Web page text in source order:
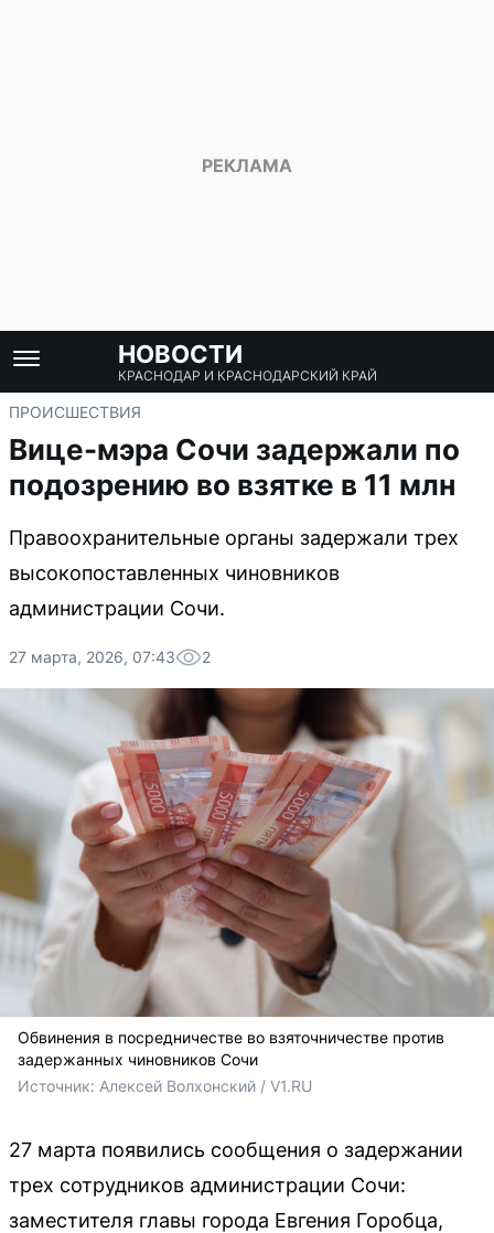
НОВОСТИ
КРАСНОДАР И КРАСНОДАРСКИЙ КРАЙ
ПРОИСШЕСТВИЯ
Вице-мэра Сочи задержали по
подозрению во взятке в 11 млн
Правоохранительные органы задержали трех
высокопоставленных чиновников
администрации Сочи.
27 марта, 2026, 07:43 2
Обвинения в посредничестве во взяточничестве против
задержанных чиновников Сочи
Источник: Алексей Волхонский / V1.RU
27 марта появились сообщения о задержании
трех сотрудников администрации Сочи:
заместителя главы города Евгения Горобца,